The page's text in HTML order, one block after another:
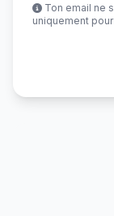
Ton email ne
uniquement